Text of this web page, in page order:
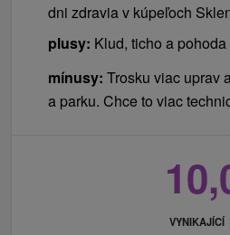
dni zdravia v kúpeľoch
plusy: Klud, ticho a pohoda
mínusy: Trosku viac uprav
a parku. Chce to viac
VYNIKAJÍCÍ